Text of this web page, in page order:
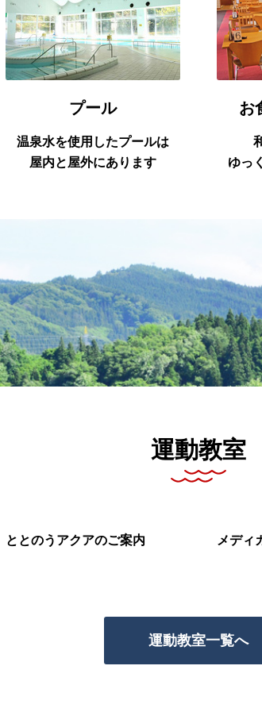
プール
温泉水を使用したプールは
屋内と屋外にあります
お
ゆっ
運動教室
ととのうアクアのご案内 メディ
運動教室一覧へ